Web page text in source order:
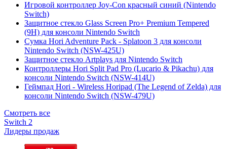
Игровой контроллер Joy-Con красный синий (Nintendo
Switch)
Защитное стекло Glass Screen Pro+ Premium Tempered
(9H) для консоли Nintendo Switch
Сумка Hori Adventure Pack - Splatoon 3 для консоли
Nintendo Switch (NSW-425U)
Защитное стекло Artplays для Nintendo Switch
Контроллеры Hori Split Pad Pro (Lucario & Pikachu) для
консоли Nintendo Switch (NSW-414U)
Геймпад Hori - Wireless Horipad (The Legend of Zelda) для
консоли Nintendo Switch (NSW-479U)
Смотреть все
Switch 2
Лидеры продаж